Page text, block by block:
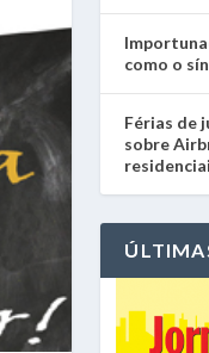
como o
Férias de
sobre